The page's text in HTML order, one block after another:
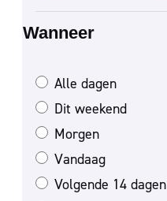
Wanneer
Alle dagen
Dit weekend
Morgen
Vandaag
Volgende 14 dagen